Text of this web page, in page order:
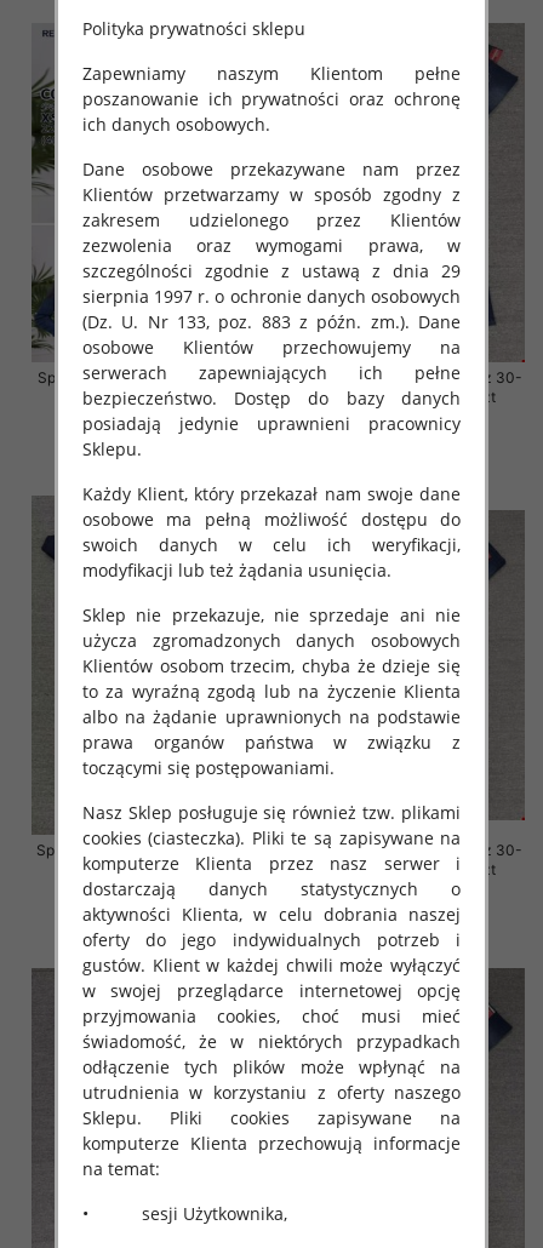
Spodnie damskie jeansy Roz 38-
48, 1 Kolor Paczka 12 szt
54.00 zł
szczegóły
Spodnie damskie jeansy Roz 30-
38, 1 Kolor Paczka 10 szt
68.00 zł
Spodnie damskie jeansy Roz 30-
38, 1 Kolor Paczka 10 szt
68.00 zł
szczegóły
Spodnie damskie jeansy Roz 30-
38, 1 Kolor Paczka 10 szt
68.00 zł
szczegóły
Polityka prywatności sklepu
Zapewniamy naszym Klientom pełne
poszanowanie ich prywatności oraz ochronę
ich danych osobowych.
Dane osobowe przekazywane nam przez
Klientów przetwarzamy w sposób zgodny z
zakresem udzielonego przez Klientów
zezwolenia oraz wymogami prawa, w
szczególności zgodnie z ustawą z dnia 29
sierpnia 1997 r. o ochronie danych osobowych
(Dz. U. Nr 133, poz. 883 z późn. zm.). Dane
osobowe Klientów przechowujemy na
serwerach zapewniających ich pełne
bezpieczeństwo. Dostęp do bazy danych
posiadają jedynie uprawnieni pracownicy
Sklepu.
Każdy Klient, który przekazał nam swoje dane
osobowe ma pełną możliwość dostępu do
swoich danych w celu ich weryfikacji,
modyfikacji lub też żądania usunięcia.
Sklep nie przekazuje, nie sprzedaje ani nie
użycza zgromadzonych danych osobowych
Klientów osobom trzecim, chyba że dzieje się
to za wyraźną zgodą lub na życzenie Klienta
albo na żądanie uprawnionych na podstawie
prawa organów państwa w związku z
toczącymi się postępowaniami.
Nasz Sklep posługuje się również tzw. plikami
cookies (ciasteczka). Pliki te są zapisywane na
komputerze Klienta przez nasz serwer i
dostarczają danych statystycznych o
aktywności Klienta, w celu dobrania naszej
oferty do jego indywidualnych potrzeb i
gustów. Klient w każdej chwili może wyłączyć
w swojej przeglądarce internetowej opcję
przyjmowania cookies, choć musi mieć
świadomość, że w niektórych przypadkach
odłączenie tych plików może wpłynąć na
utrudnienia w korzystaniu z oferty naszego
Sklepu. Pliki cookies zapisywane na
komputerze Klienta przechowują informacje
na temat:
• sesji Użytkownika,